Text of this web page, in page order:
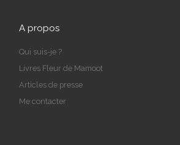
A propos
Qui suis-je ?
Livres Fleur de Mamoot
Articles de presse
Me contacter